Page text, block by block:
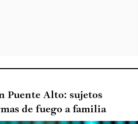
Puente Alto: sujetos
de fuego a familia